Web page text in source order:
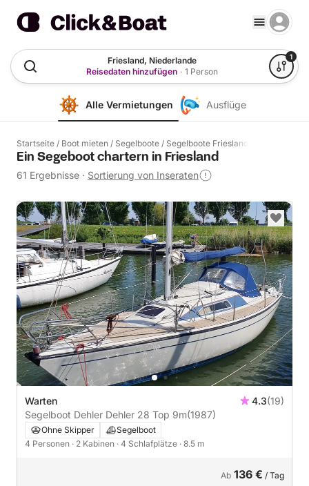
Friesland, Niederlande
Reisedaten hinzufügen · 1 Person
1
Alle Vermietungen Ausflüge
Startseite / Boot mieten / Segelboote / Segelboote Friesland
Ein Segeboot chartern in Friesland
61 Ergebnisse · Sortierung von Inseraten
Warten 4.3(19)
Segelboot Dehler Dehler 28 Top 9m(1987)
Ohne Skipper
Segelboot
4 Personen · 2 Kabinen · 4 Schlafplätze · 8.5 m
Ab 136 € / Tag